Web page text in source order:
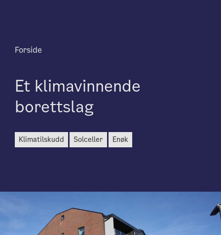
Forside
Et klimavinnende
borettslag
klimatilskudd solceller enøk